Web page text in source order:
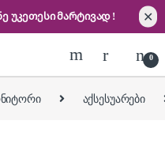
უკეთესიმარტივად ! ✕
0
აქსესუარები